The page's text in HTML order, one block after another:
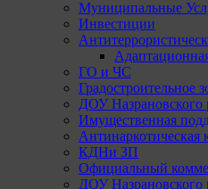
Муниципальные
Инвестиции
ГО и ЧС
Градостроительное
ДОУ Назрановского
Имущественная
Антинаркотическая
КДНи ЗП
Официальный
ДОУ Назрановского